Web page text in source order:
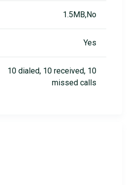
1.5MB,No
Yes
10 dialed, 10 received, 10
missed calls